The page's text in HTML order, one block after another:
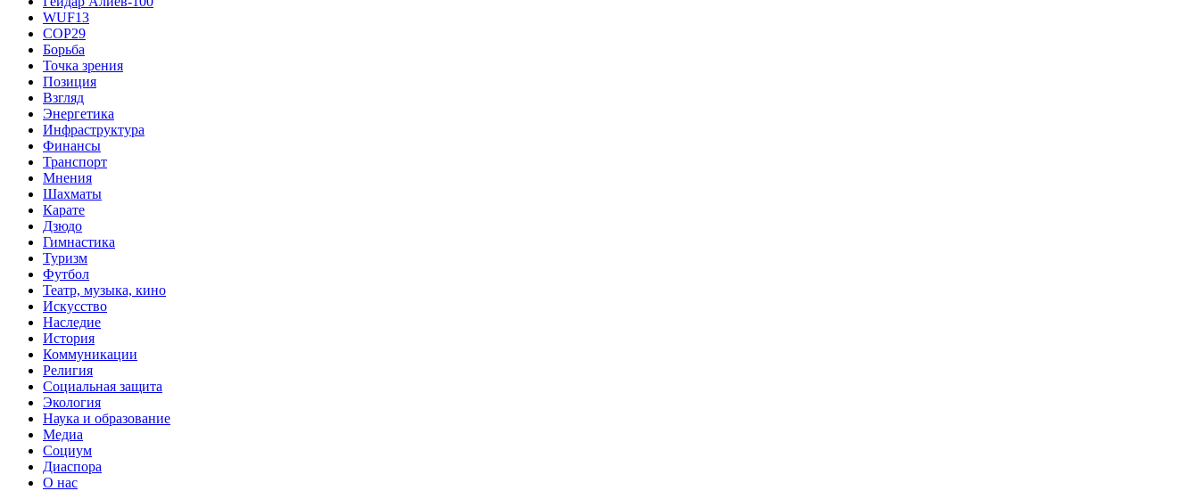
WUF13
COP29
Борьба
Точка зрения
Позиция
Взгляд
Энергетика
Инфраструктура
Финансы
Транспорт
Мнения
Шахматы
Карате
Дзюдо
Гимнастика
Туризм
Футбол
Театр, музыка, кино
Искусство
Наследие
История
Коммуникации
Религия
Социальная защита
Экология
Наука и образование
Медиа
Социум
Диаспора
О нас